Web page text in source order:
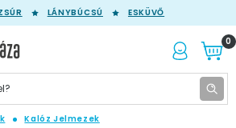
LÁNYBÚCSÚ ESKÜVŐ
0
Kalóz Jelmezek